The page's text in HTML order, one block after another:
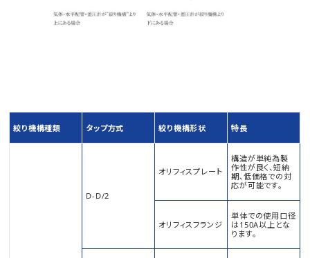
絞り機構種類 タップ方式 絞り機構形状 特長
D-D/2
オリフィスプレート
構造が単純為製
作性が良く、短納
期、低価格での対
応が可能です。
オリフィスフランジ
単体での使用口径
は150A以上とな
ります。